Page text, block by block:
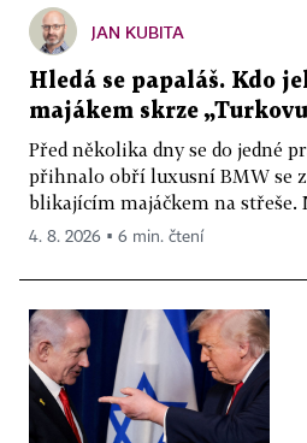
JAN KUBITA
Hledá se papaláš. Kdo
majákem skrze
Před několika dny se do jedné
přihnalo obří luxusní BMW se
blikajícím majáčkem na střeše.
4. 8. 2026 ▪ 6 min. čtení